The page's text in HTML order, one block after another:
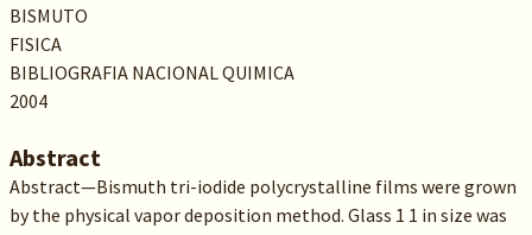
BISMUTO
FISICA
BIBLIOGRAFIA NACIONAL QUIMICA
2004
Abstract
Abstract—Bismuth tri-iodide polycrystalline films were grown
by the physical vapor deposition method. Glass 1 1 in size was